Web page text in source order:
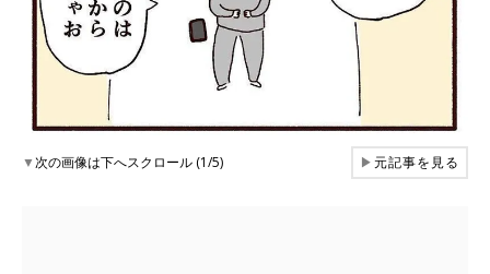
▼次の画像は下へスクロール (1/5) ▶元記事を見る